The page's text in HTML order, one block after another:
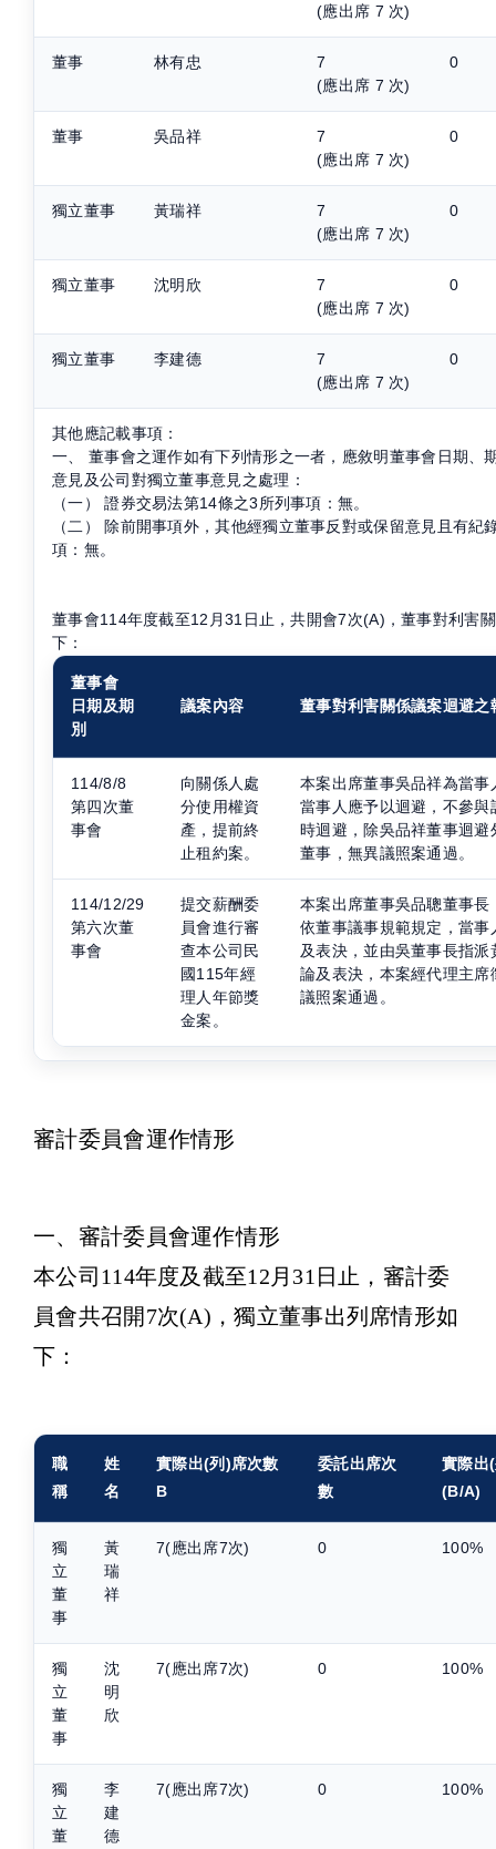
(應出席 7 次)
董事 林有忠
7
(應出席 7 次)
0
董事 吳品祥
7
(應出席 7 次)
0
獨立董事 黃瑞祥
7
(應出席 7 次)
0
獨立董事 沈明欣
7
(應出席 7 次)
0
獨立董事 李建德
7
(應出席 7 次)
0
其他應記載事項：
一、
董事會之運作如有下列情形之一者，應敘明董事會日期、
意見及公司對獨立董事意見之處理：
（一）
證券交易法第14條之3所列事項：無。
（二）
除前開事項外，其他經獨立董事反對或保留意見且有紀
項：無。
董事會114年度截至12月31日止，共開會7次(A)，董事對利害
下：
董事會
日期及期
別
議案內容 董事對利害關係議案迴避之
114/8/8
第四次董
事會
向關係人處
分使用權資
產，提前終
止租約案。
本案出席董事吳品祥為當
當事人應予以迴避，不參
時迴避，除吳品祥董事迴
董事，無異議照案通過。
114/12/29
第六次董
事會
提交薪酬委
員會進行審
查本公司民
國115年經
理人年節獎
金案。
本案出席董事吳品聰董事
依董事議事規範規定，當
及表決，並由吳董事長指
論及表決，本案經代理主
議照案通過。
審計委員會運作情形
一、審計委員會運作情形
本公司114年度及截至12月31日止，審計委
員會共召開7次(A)，獨立董事出列席情形如
下：
職
稱
姓
名
實際出(列)席次數
B
委託出席次
數
實際出
(B/A)
獨
立
董
事
黃
瑞
祥
7(應出席7次) 0 100%
獨
立
董
事
沈
明
欣
7(應出席7次) 0 100%
獨
立
董
李
建
德
7(應出席7次) 0 100%